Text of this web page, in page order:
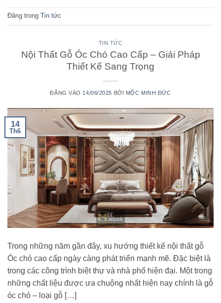
Đăng trong Tin tức
TIN TỨC
Nội Thất Gỗ Óc Chó Cao Cấp – Giải Pháp
Thiết Kế Sang Trọng
ĐĂNG VÀO 14/06/2025 BỞI MỘC MINH ĐỨC
14
Th6
Trong những năm gần đây, xu hướng thiết kế nội thất gỗ
Óc chó cao cấp ngày càng phát triển mạnh mẽ. Đặc biệt là
trong các công trình biệt thự và nhà phố hiện đại. Một trong
những chất liệu được ưa chuộng nhất hiện nay chính là gỗ
óc chó – loại gỗ […]